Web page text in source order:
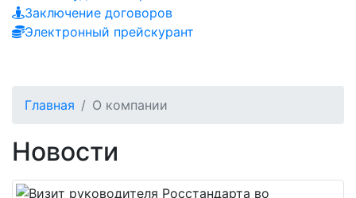
Заключение договоров
Электронный прейскурант
Главная О компании
Новости